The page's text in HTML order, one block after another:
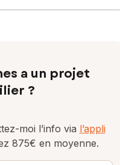
a un projet
?
moi l’info via l’appli
875€ en moyenne.